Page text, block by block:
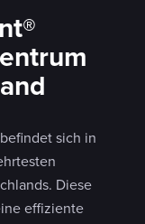
sich in
Diese
effiziente